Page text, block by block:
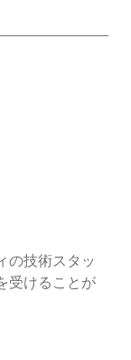
の技術スタッ
受けることが